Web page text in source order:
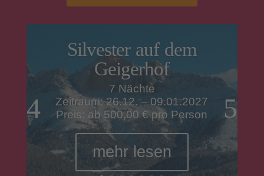
Silvester auf dem
Geigerhof
7 Nächte
Zeitraum: 26.12. – 09.01.2027
Preis: ab 500,00 € pro Person
mehr lesen